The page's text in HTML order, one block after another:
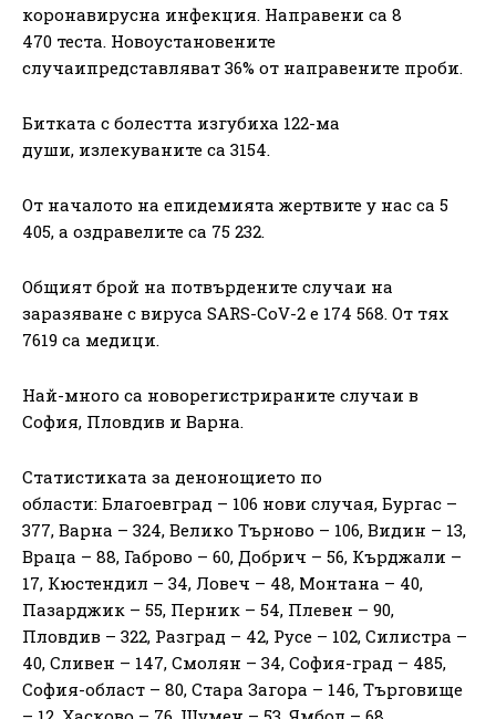
коронавирусна инфекция. Направени са 8
470 теста. Новоустановените
случаипредставляват 36% от направените проби.
Битката с болестта изгубиха 122-ма
души, излекуваните са 3154.
От началото на епидемията жертвите у нас са 5
405, а оздравелите са 75 232.
Общият брой на потвърдените случаи на
заразяване с вируса SARS-CoV-2 е 174 568. От тях
7619 са медици.
Най-много са новорегистрираните случаи в
София, Пловдив и Варна.
Статистиката за денонощието по
области: Благоевград – 106 нови случая, Бургас –
377, Варна – 324, Велико Търново – 106, Видин – 13,
Враца – 88, Габрово – 60, Добрич – 56, Кърджали –
17, Кюстендил – 34, Ловеч – 48, Монтана – 40,
Пазарджик – 55, Перник – 54, Плевен – 90,
Пловдив – 322, Разград – 42, Русе – 102, Силистра –
40, Сливен – 147, Смолян – 34, София-град – 485,
София-област – 80, Стара Загора – 146, Търговище